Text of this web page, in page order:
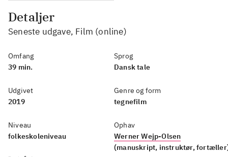
Detaljer
Seneste udgave, Film (online)
Omfang
39 min.
Udgivet
2019
Niveau
folkeskoleniveau
Sprog
Dansk tale
Genre og form
tegnefilm
Ophav
Werner Wejp-Olsen
(manuskript, instruktør,